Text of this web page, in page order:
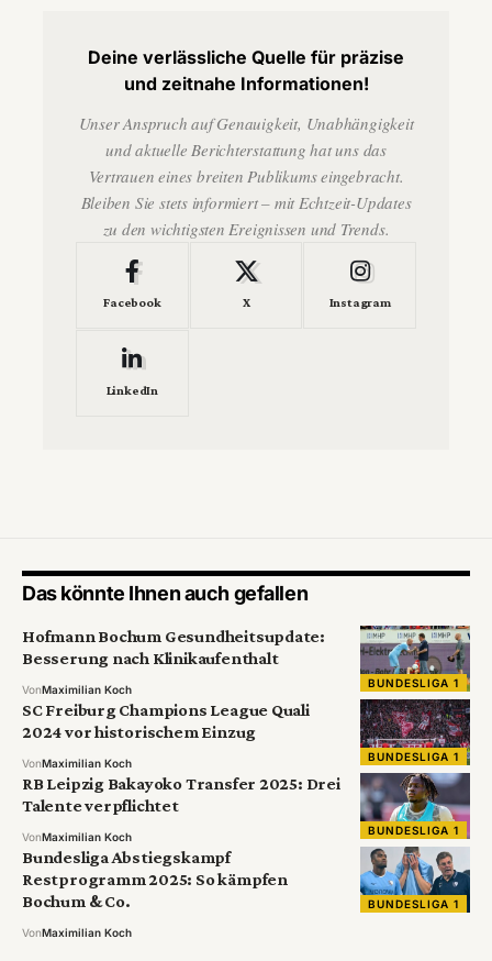
Deine verlässliche Quelle für präzise
und zeitnahe Informationen!
Unser Anspruch auf Genauigkeit, Unabhängigkeit
und aktuelle Berichterstattung hat uns das
Vertrauen eines breiten Publikums eingebracht.
Bleiben Sie stets informiert – mit Echtzeit-Updates
zu den wichtigsten Ereignissen und Trends.
Facebook X Instagram
LinkedIn
Das könnte Ihnen auch gefallen
BUNDESLIGA 1
Hofmann Bochum Gesundheitsupdate:
Besserung nach Klinikaufenthalt
VonMaximilian Koch
BUNDESLIGA 1
SC Freiburg Champions League Quali
2024 vor historischem Einzug
VonMaximilian Koch
BUNDESLIGA 1
RB Leipzig Bakayoko Transfer 2025: Drei
Talente verpflichtet
VonMaximilian Koch
BUNDESLIGA 1
Bundesliga Abstiegskampf
Restprogramm 2025: So kämpfen
Bochum & Co.
VonMaximilian Koch